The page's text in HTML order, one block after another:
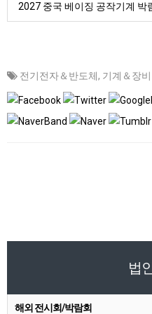
2027 중국 베이징 공작기계 박
전기전자＆반도체, 기계＆장비
법
해외 전시회/박람회